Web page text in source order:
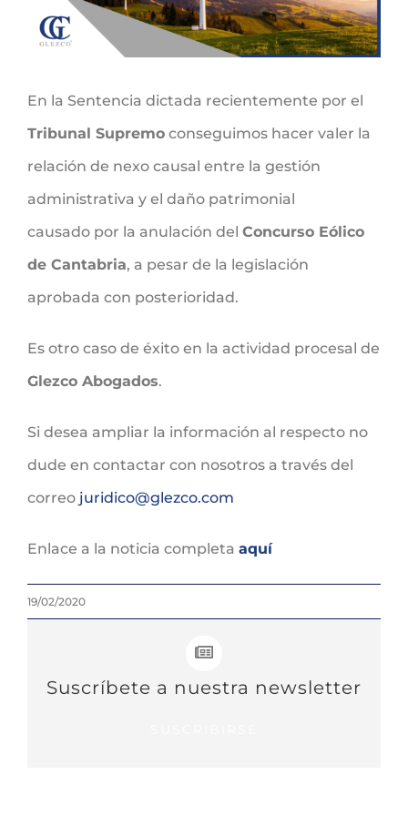
En la Sentencia dictada recientemente por el
Tribunal Supremo conseguimos hacer valer la
relación de nexo causal entre la gestión
administrativa y el daño patrimonial
causado por la anulación del Concurso Eólico
de Cantabria, a pesar de la legislación
aprobada con posterioridad.
Es otro caso de éxito en la actividad procesal de
Glezco Abogados.
Si desea ampliar la información al respecto no
dude en contactar con nosotros a través del
correo juridico@glezco.com
Enlace a la noticia completa aquí
19/02/2020
Suscríbete a nuestra newsletter